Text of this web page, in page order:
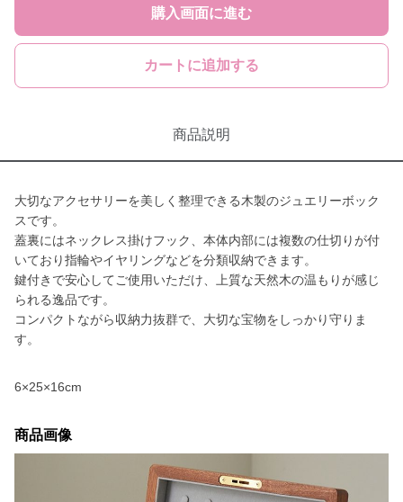
購入画面に進む
カートに追加する
商品説明
大切なアクセサリーを美しく整理できる木製のジュエリーボック
スです。
蓋裏にはネックレス掛けフック、本体内部には複数の仕切りが付
いており指輪やイヤリングなどを分類収納できます。
鍵付きで安心してご使用いただけ、上質な天然木の温もりが感じ
られる逸品です。
コンパクトながら収納力抜群で、大切な宝物をしっかり守りま
す。
6×25×16cm
商品画像